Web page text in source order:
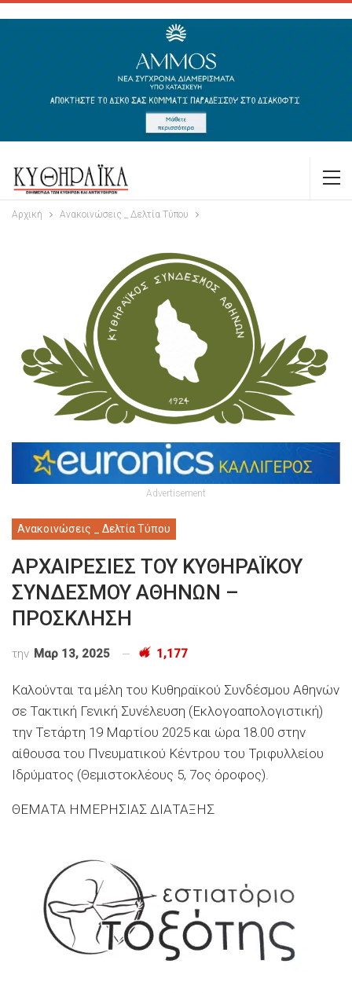
Αρχική Ανακοινώσεις _ Δελτία Τύπου
Advertisement
Ανακοινώσεις _ Δελτία Τύπου
ΑΡΧΑΙΡΕΣΙΕΣ ΤΟΥ ΚΥΘΗΡΑΪΚΟΥ
ΣΥΝΔΕΣΜΟΥ ΑΘΗΝΩΝ –
ΠΡΟΣΚΛΗΣΗ
την Μαρ 13, 2025 1,177
Καλούνται τα μέλη του Κυθηραϊκού Συνδέσμου Αθηνών
σε Τακτική Γενική Συνέλευση (Εκλογοαπολογιστική)
την Τετάρτη 19 Μαρτίου 2025 και ώρα 18 .00 στην
αίθουσα του Πνευματικού Κέντρου του Τριφυλλείου
Ιδρύματος (Θεμιστοκλέους 5, 7ος όροφος).
ΘΕΜΑΤΑ ΗΜΕΡΗΣΙΑΣ ΔΙΑΤΑΞΗΣ